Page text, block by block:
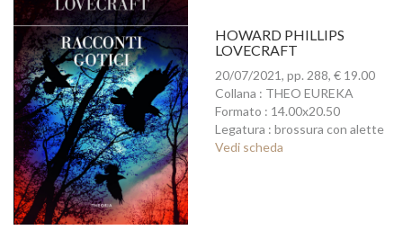
HOWARD PHILLIPS
LOVECRAFT
20/07/2021, pp. 288, € 19.00
Collana : THEO EUREKA
Formato : 14.00x20.50
Legatura : brossura con alette
Vedi scheda